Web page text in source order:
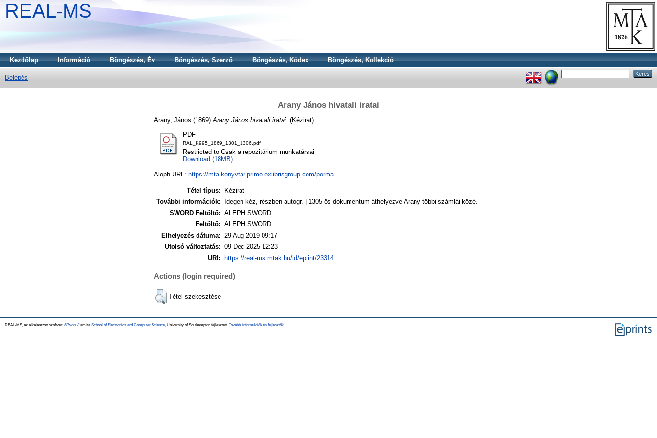
REAL-MS
Kezdőlap Információ Böngészés, Év Böngészés, Szerző Böngészés, Kódex Böngészés, Kollekció
Belépés
Arany János hivatali iratai
Arany, János (1869) Arany János hivatali iratai. (Kézirat)
PDF
RAL_K995_1869_1301_1306.pdf
Restricted to Csak a repozitórium munkatársai
Download (18MB)
Aleph URL: https://mta-konyvtar.primo.exlibrisgroup.com/perma...
Tétel típus:
Kézirat
További információk:
Idegen kéz, részben autogr. | 1305-ös dokumentum áthelyezve Arany többi számlái közé.
SWORD Feltöltő: ALEPH SWORD
Feltöltő: ALEPH SWORD
Elhelyezés dátuma: 29 Aug 2019 09:17
Utolsó változtatás: 09 Dec 2025 12:23
URI:
https://real-ms.mtak.hu/id/eprint/23314
Actions (login required)
Tétel szekesztése
REAL-MS, az alkalamzott szoftver: EPrints 3amit a School of Electronics and Computer Science , University of Southampton fejlesztett. További információk és fejlesztők